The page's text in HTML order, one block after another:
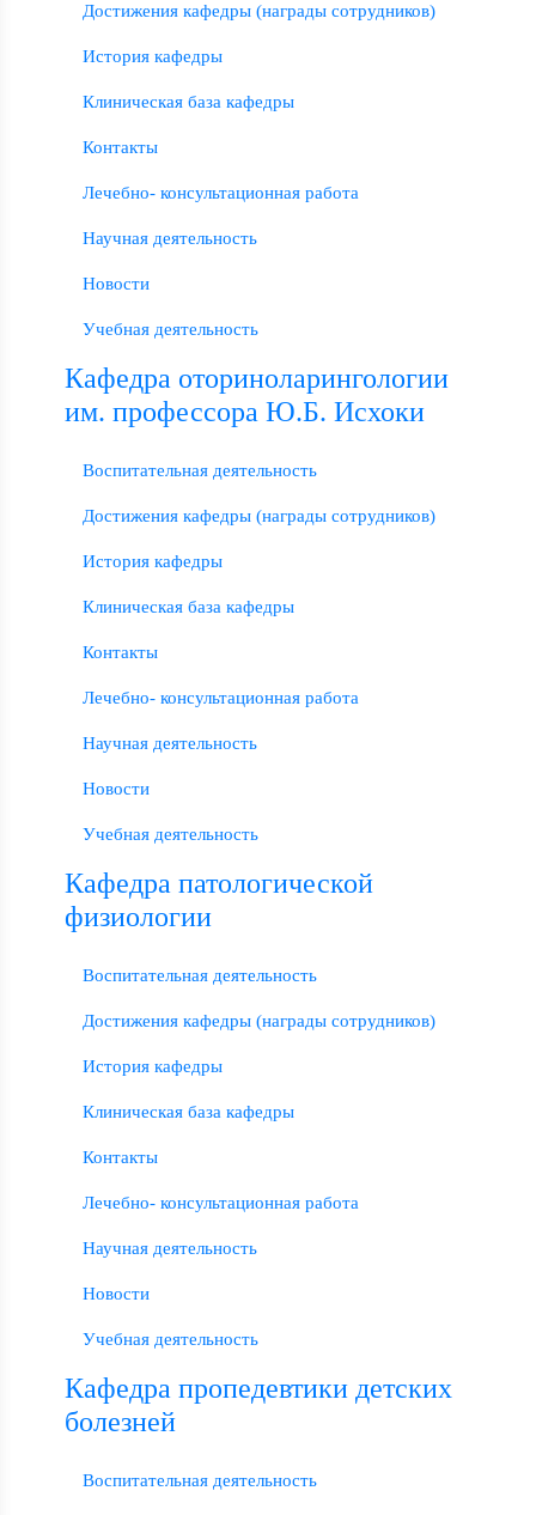
Достижения кафедры (награды сотрудников)
История кафедры
Клиническая база кафедры
Контакты
Лечебно- консультационная работа
Научная деятельность
Новости
Учебная деятельность
Кафедра оториноларингологии
им. профессора Ю.Б. Исхоки
Воспитательная деятельность
Достижения кафедры (награды сотрудников)
История кафедры
Клиническая база кафедры
Контакты
Лечебно- консультационная работа
Научная деятельность
Новости
Учебная деятельность
Кафедра патологической
физиологии
Воспитательная деятельность
Достижения кафедры (награды сотрудников)
История кафедры
Клиническая база кафедры
Контакты
Лечебно- консультационная работа
Научная деятельность
Новости
Учебная деятельность
Кафедра пропедевтики детских
болезней
Воспитательная деятельность